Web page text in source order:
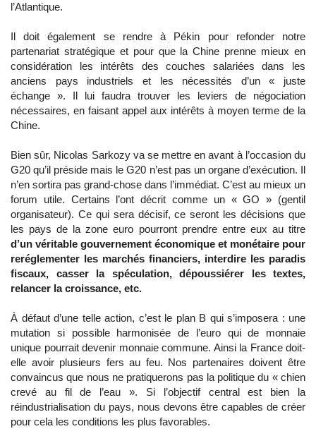
l’Atlantique.
Il doit également se rendre à Pékin pour refonder notre
partenariat stratégique et pour que la Chine prenne mieux en
considération les intérêts des couches salariées dans les
anciens pays industriels et les nécessités d’un « juste
échange ». Il lui faudra trouver les leviers de négociation
nécessaires, en faisant appel aux intérêts à moyen terme de la
Chine.
Bien sûr, Nicolas Sarkozy va se mettre en avant à l’occasion du
G20 qu’il préside mais le G20 n’est pas un organe d’exécution. Il
n’en sortira pas grand-chose dans l’immédiat. C’est au mieux un
forum utile. Certains l’ont décrit comme un « GO » (gentil
organisateur). Ce qui sera décisif, ce seront les décisions que
les pays de la zone euro pourront prendre entre eux au titre
d’un véritable gouvernement économique et monétaire pour
reréglementer les marchés financiers, interdire les paradis
fiscaux, casser la spéculation, dépoussiérer les textes,
relancer la croissance, etc.
À défaut d’une telle action, c’est le plan B qui s’imposera : une
mutation si possible harmonisée de l’euro qui de monnaie
unique pourrait devenir monnaie commune. Ainsi la France doit-
elle avoir plusieurs fers au feu. Nos partenaires doivent être
convaincus que nous ne pratiquerons pas la politique du « chien
crevé au fil de l’eau ». Si l’objectif central est bien la
réindustrialisation du pays, nous devons être capables de créer
pour cela les conditions les plus favorables.